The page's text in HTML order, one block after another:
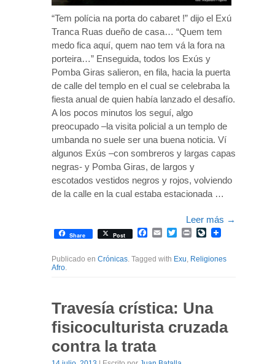
“Tem polícia na porta do cabaret !” dijo el Exú
Tranca Ruas dueño de casa… “Quem tem
medo fica aquí, quem nao tem vá la fora na
porteira…” Enseguida, todos los Exús y
Pomba Giras salieron, en fila, hacia la puerta
de calle del templo en el cual se celebraba la
fiesta anual de quien había lanzado el desafío.
A los pocos minutos los seguí, algo
preocupado –la visita policial a un templo de
umbanda no suele ser una buena noticia. Ví
algunos Exús –con sombreros y largas capas
negras- y Pomba Giras, de largos y
escotados vestidos negros y rojos, volviendo
de la calle en la cual estaba estacionada …
Leer más →
Share Post Facebook
EmailTwitterPrintLiveJournal
Publicado en Crónicas . Tagged with Exu Religiones
Afro
Travesía crística: Una
fisicoculturista cruzada
contra la trata